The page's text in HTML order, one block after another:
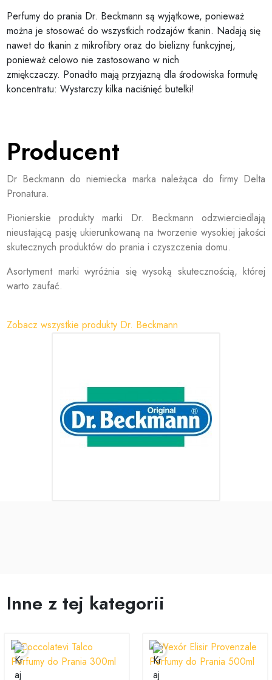
Perfumy do prania Dr. Beckmann są wyjątkowe, ponieważ
można je stosować do wszystkich rodzajów tkanin. Nadają się
nawet do tkanin z mikrofibry oraz do bielizny funkcyjnej,
ponieważ celowo nie zastosowano w nich
zmiękczaczy. Ponadto mają przyjazną dla środowiska formułę
koncentratu: Wystarczy kilka naciśnięć butelki!
Producent
Dr Beckmann do niemiecka marka należąca do firmy Delta
Pronatura.
Pionierskie produkty marki Dr. Beckmann odzwierciedlają
nieustającą pasję ukierunkowaną na tworzenie wysokiej jakości
skutecznych produktów do prania i czyszczenia domu.
Asortyment marki wyróżnia się wysoką skutecznością, której
warto zaufać.
Zobacz wszystkie produkty Dr. Beckmann
Inne z tej kategorii